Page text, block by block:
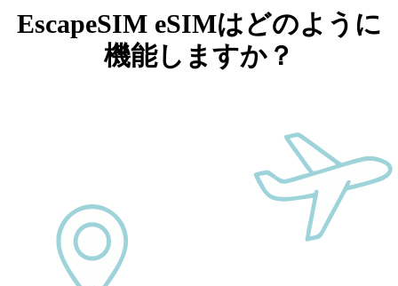
EscapeSIM eSIMはどのように
機能しますか？